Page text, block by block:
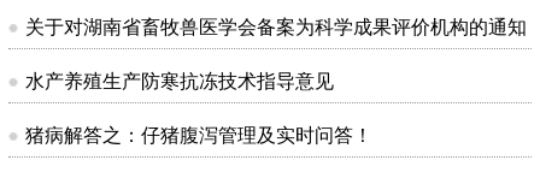
关于对湖南省畜牧兽医学会备案为科学成果评价机构的通知
水产养殖生产防寒抗冻技术指导意见
猪病解答之：仔猪腹泻管理及实时问答！